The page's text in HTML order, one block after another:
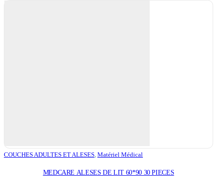
COUCHES ADULTES ET ALESES, Matériel Médical
MEDCARE ALESES DE LIT 60*90 30 PIECES